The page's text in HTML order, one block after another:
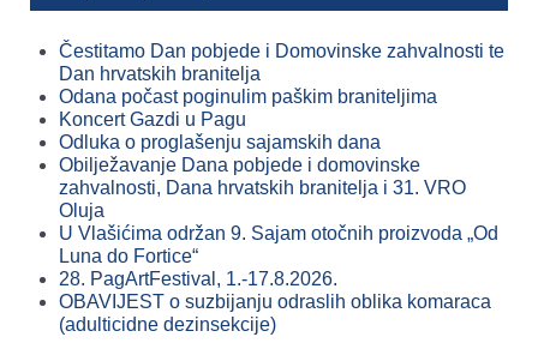
Čestitamo Dan pobjede i Domovinske zahvalnosti te
Dan hrvatskih branitelja
Odana počast poginulim paškim braniteljima
Koncert Gazdi u Pagu
Odluka o proglašenju sajamskih dana
Obilježavanje Dana pobjede i domovinske
zahvalnosti, Dana hrvatskih branitelja i 31. VRO
Oluja
U Vlašićima održan 9. Sajam otočnih proizvoda „Od
Luna do Fortice“
28. PagArtFestival, 1.-17.8.2026.
OBAVIJEST o suzbijanju odraslih oblika komaraca
(adulticidne dezinsekcije)